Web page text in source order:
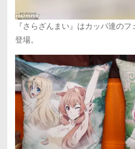
『さらざんまい』はカッパ達の
登場。